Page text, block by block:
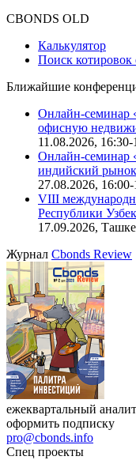
CBONDS OLD
Калькулятор
Поиск котировок
Ближайшие
Онлайн-семинар
офисную
11.08.2026,
Онлайн-семинар
индийский
27.08.2026,
VIII
Республики
17.09.2026,
Журнал Cbonds Review
ежеквартальный
оформить подписку
pro@cbonds.info
Спец проекты